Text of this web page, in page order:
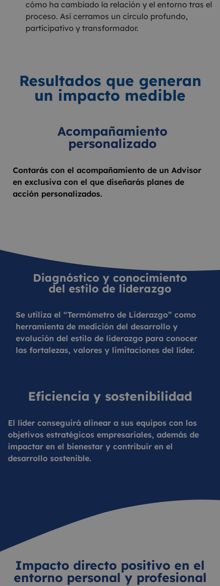
cómo ha cambiado la relación y el entorno tras el
proceso. Así cerramos un círculo profundo,
participativo y transformador.
Resultados que generan
un impacto medible
Diagnóstico y conocimiento
del estilo de liderazgo
Se utiliza el “Termómetro de Liderazgo” como
herramienta de medición del desarrollo y
evolución del estilo de liderazgo para conocer
las fortalezas, valores y limitaciones del líder.
Acompañamiento
personalizado
Contarás con el acompañamiento de un Advisor
en exclusiva con el que diseñarás planes de
acción personalizados.
Impacto directo positivo en el
entorno personal y profesional
Eficiencia y sostenibilidad
El líder conseguirá alinear a sus equipos con los
objetivos estratégicos empresariales, además de
impactar en el bienestar y contribuir en el
desarrollo sostenible.